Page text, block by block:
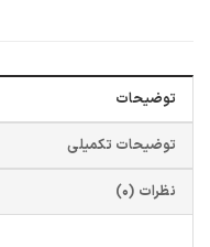
توضیحات
توضیحات تکمیلی
نظرات (0)